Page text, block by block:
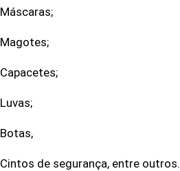
Máscaras;
Magotes;
Capacetes;
Luvas;
Botas,
Cintos de segurança, entre outros.